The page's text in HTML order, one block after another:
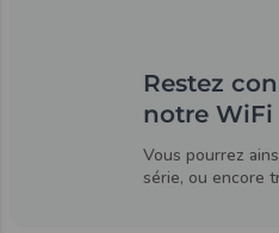
Restez
notre WiFi
Vous pourrez
série, ou encore